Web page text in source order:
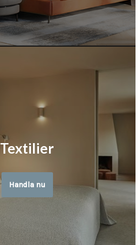
Textilier
Handla nu